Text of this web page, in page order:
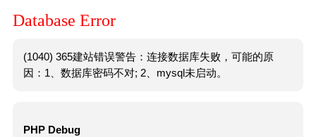
Database Error
(1040) 365建站错误警告：连接数据库失败，可能的原
因：1、数据库密码不对; 2、mysql未启动。
PHP Debug